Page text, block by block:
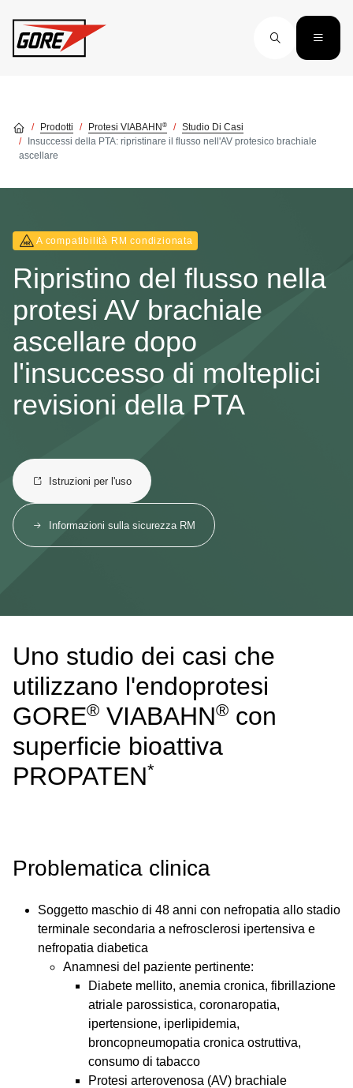
Prodotti Protesi VIABAHN ®
Studio Di Casi
Insuccessi della PTA: ripristinare il flusso nell'AV protesico brachiale
ascellare
A compatibilità RM condizionata
Ripristino del flusso nella
protesi AV brachiale
ascellare dopo
l'insuccesso di molteplici
revisioni della PTA
Istruzioni per l'uso
Informazioni sulla sicurezza RM
Uno studio dei casi che
utilizzano l'endoprotesi
GORE® VIABAHN® con
superficie bioattiva
PROPATEN*
Problematica clinica
Soggetto maschio di 48 anni con nefropatia allo stadio
terminale secondaria a nefrosclerosi ipertensiva e
nefropatia diabetica
Anamnesi del paziente pertinente:
Diabete mellito, anemia cronica, fibrillazione
atriale parossistica, coronaropatia,
ipertensione, iperlipidemia,
broncopneumopatia cronica ostruttiva,
consumo di tabacco
Protesi arterovenosa (AV) brachiale